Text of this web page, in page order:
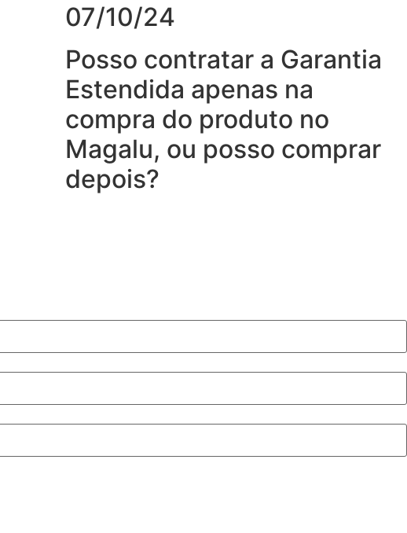
07/10/24
Posso contratar a Garantia
Estendida apenas na
compra do produto no
Magalu, ou posso comprar
depois?